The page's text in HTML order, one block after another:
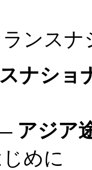
ショ
ナショ
上国
に